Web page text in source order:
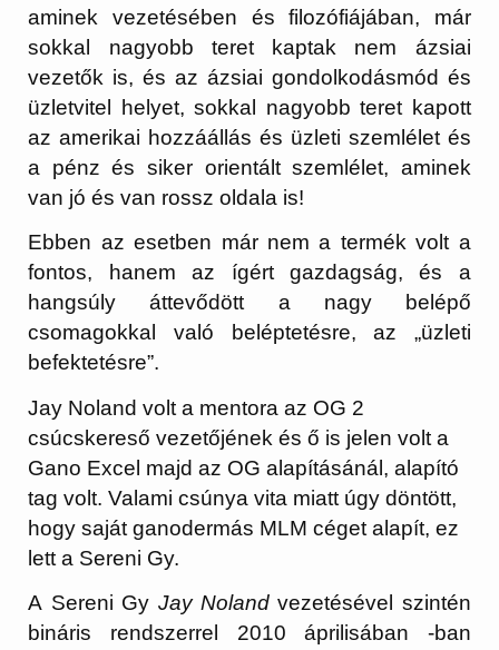
aminek vezetésében és filozófiájában, már
sokkal nagyobb teret kaptak nem ázsiai
vezetők is, és az ázsiai gondolkodásmód és
üzletvitel helyet, sokkal nagyobb teret kapott
az amerikai hozzáállás és üzleti szemlélet és
a pénz és siker orientált szemlélet, aminek
van jó és van rossz oldala is!
Ebben az esetben már nem a termék volt a
fontos, hanem az ígért gazdagság, és a
hangsúly áttevődött a nagy belépő
csomagokkal való beléptetésre, az „üzleti
befektetésre”.
Jay Noland volt a mentora az OG 2
csúcskereső vezetőjének és ő is jelen volt a
Gano Excel majd az OG alapításánál, alapító
tag volt. Valami csúnya vita miatt úgy döntött,
hogy saját ganodermás MLM céget alapít, ez
lett a Sereni Gy.
A Sereni Gy Jay Noland vezetésével szintén
bináris rendszerrel 2010 áprilisában -ban